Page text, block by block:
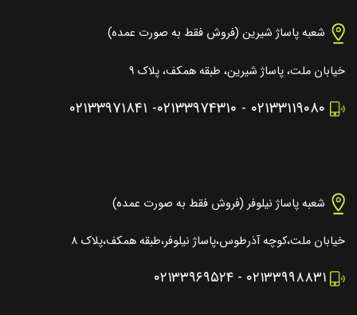
شعبه پاساژ شیرین (فروش فقط به صورت عمده)
خیابان ملت، پاساژ شیرین، طبقه همکف، پلاک ۹
۰۲۱۳۳۱۱۹۰۸۰ - ۰۲۱۳۳۹۷۴۳۱۰- ۰۲۱۳۳۹۷۱۸۴۱
شعبه پاساژ نیلوفر (فروش فقط به صورت عمده)
خیابان ملت،کوچه آذرطوس،پاساژ نیلوفر،طبقه همکف،پلاک ۸
۰۲۱۳۳۹۹۸۸۳۱ - ۰۲۱۳۳۹۶۹۵۲۴